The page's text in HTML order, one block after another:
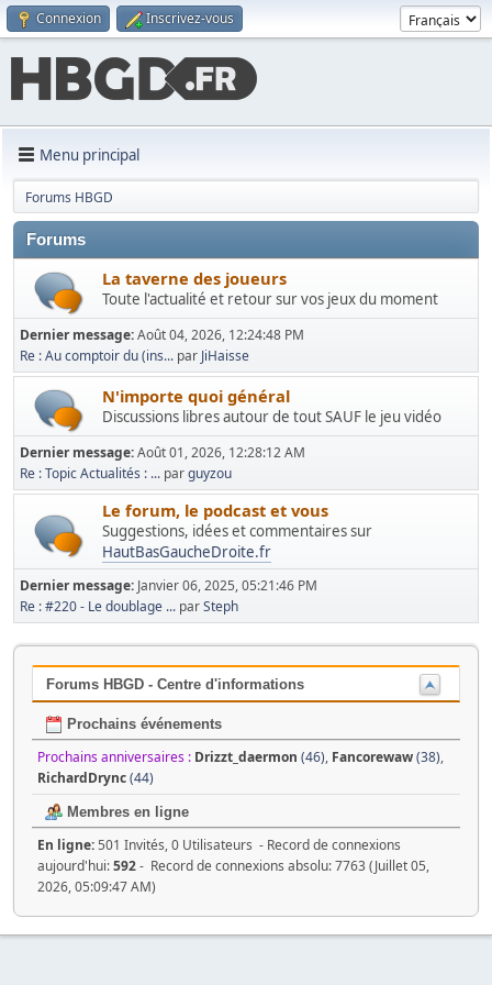
Connexion Inscrivez-vous
Menu principal
Forums HBGD
Forums
La taverne des joueurs
Toute l'actualité et retour sur vos jeux du moment
Dernier message:Août 04, 2026, 12:24:48 PM
Re : Au comptoir du (ins... par JiHaisse
N'importe quoi général
Discussions libres autour de tout SAUF le jeu vidéo
Dernier message:Août 01, 2026, 12:28:12 AM
Re : Topic Actualités : ... parguyzou
Le forum, le podcast et vous
Suggestions, idées et commentaires sur
HautBasGaucheDroite.fr
Dernier message: Janvier 06, 2025, 05:21:46 PM
Re : #220 - Le doublage ... parSteph
Forums HBGD - Centre d'informations
Prochains événements
Prochains anniversaires : Drizzt_daermon (46), Fancorewaw(38),
RichardDrync(44)
Membres en ligne
En ligne:501 Invités, 0 Utilisateurs - Record de connexions
aujourd'hui:592- Record de connexions absolu: 7763 (Juillet 05,
2026, 05:09:47 AM)